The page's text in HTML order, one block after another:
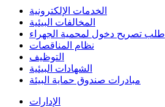
الخدمات الإلكترونية
المخالفات البيئية
طلب تصريح دخول لمحمية الجهراء
نظام المناقصات
التوظيف
الشهادات البيئية
مبادرات صندوق حماية البيئة
الإدارات